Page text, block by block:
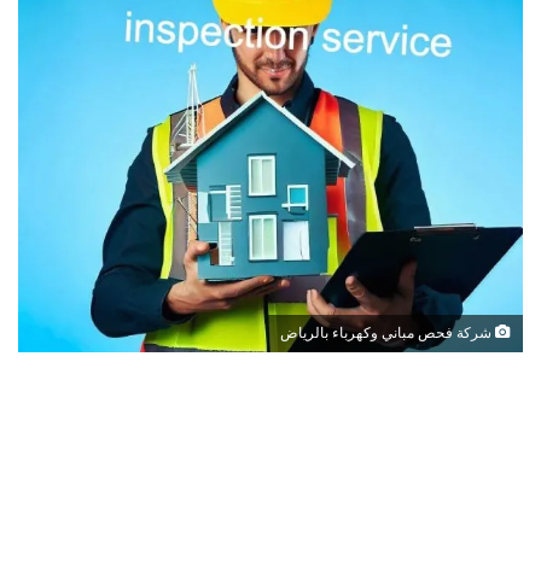
شركة فحص مباني وكهرباء بالرياض